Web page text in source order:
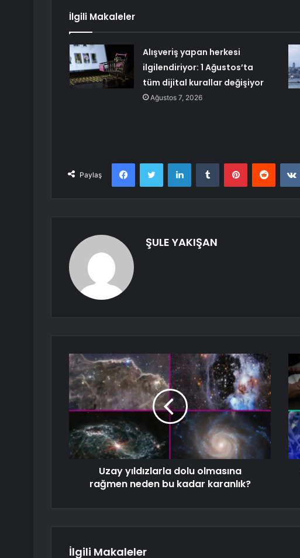
İlgili Makaleler
Alışveriş yapan herkesi
ilgilendiriyor: 1 Ağustos’ta
tüm dijital kurallar değişiyor
Ağustos 7, 2026
Paylaş
FacebookTwitter LinkedInTumblr PinterestReddit
ŞULE YAKIŞAN
Uzay yıldızlarla dolu olmasına
rağmen neden bu kadar karanlık?
İlgili Makaleler